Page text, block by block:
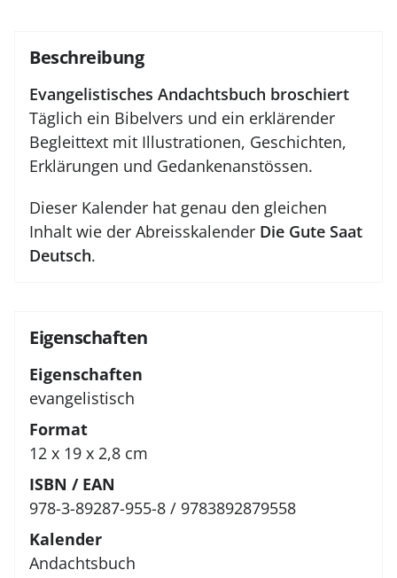
Beschreibung
Evangelistisches Andachtsbuch broschiert
Täglich ein Bibelvers und ein erklärender
Begleittext mit Illustrationen, Geschichten,
Erklärungen und Gedankenanstössen.
Dieser Kalender hat genau den gleichen
Inhalt wie der Abreisskalender Die Gute Saat
Deutsch.
Eigenschaften
Eigenschaften
evangelistisch
Format
12 x 19 x 2,8 cm
ISBN / EAN
978-3-89287-955-8 / 9783892879558
Kalender
Andachtsbuch